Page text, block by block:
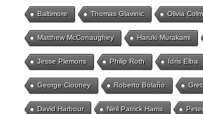
Baltimore Thomas Glavinic Olivia
Matthew McConaughey Haruki Murakami
Jesse Plemons Philip Roth Idris Elba
George Clooney Roberto Bolaño
David Harbour Neil Patrick Harris